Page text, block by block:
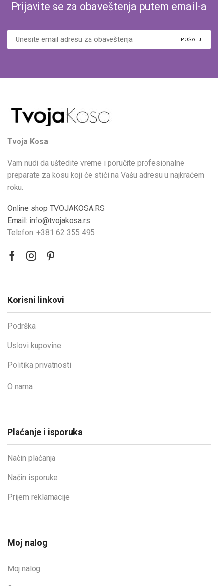
Prijavite se za obaveštenja putem email-a
Tvoja Kosa
Vam nudi da uštedite vreme i poručite profesionalne
preparate za kosu koji će stići na Vašu adresu u najkraćem
roku.
Online shop TVOJAKOSA.RS
Email: info@tvojakosa.rs
Telefon: +381 62 355 495
Korisni linkovi
Podrška
Uslovi kupovine
Politika privatnosti
O nama
Plaćanje i isporuka
Način plaćanja
Način isporuke
Prijem reklamacije
Moj nalog
Moj nalog